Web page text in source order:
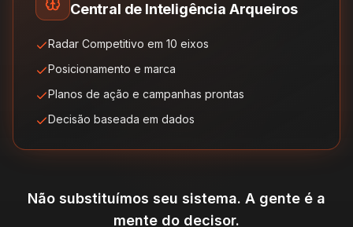
Central de Inteligência Arqueiros
Radar Competitivo em 10 eixos
Posicionamento e marca
Planos de ação e campanhas prontas
Decisão baseada em dados
Não substituímos seu sistema. A gente é a
mente do decisor.